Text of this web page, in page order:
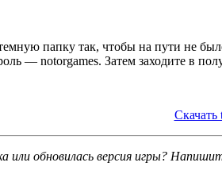
папку так, чтобы на пути не
— notorgames. Затем заходите в
Скачать
или обновилась версия игры?